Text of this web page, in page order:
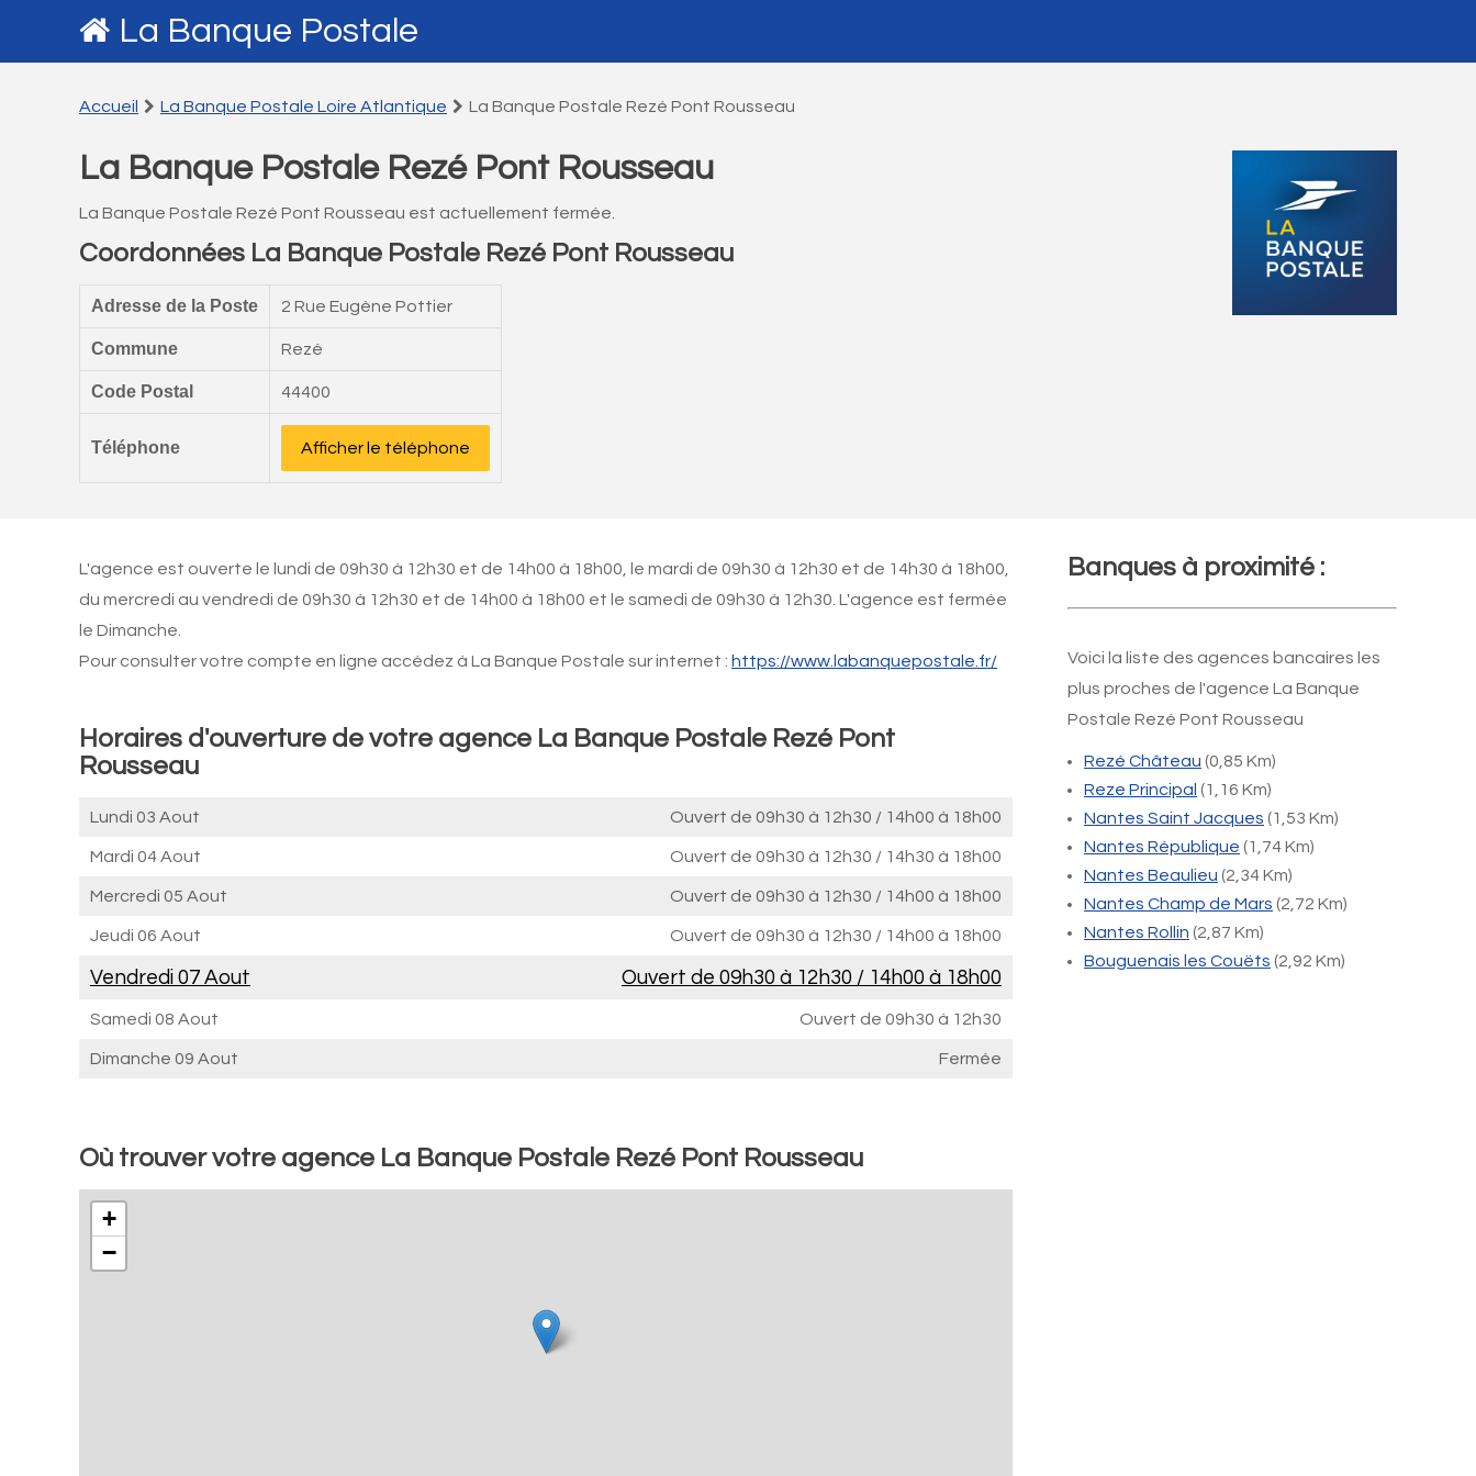
La Banque Postale
Accueil La Banque Postale Loire Atlantique La Banque Postale Rezé Pont Rousseau
La Banque Postale Rezé Pont Rousseau
La Banque Postale Rezé Pont Rousseau est actuellement fermée.
Coordonnées La Banque Postale Rezé Pont Rousseau
Adresse de la Poste 2 Rue Eugène Pottier
Commune Rezé
Code Postal 44400
Téléphone Afficher le téléphone
L'agence est ouverte le lundi de 09h30 à 12h30 et de 14h00 à 18h00, le mardi de 09h30 à 12h30 et de 14h30 à 18h00,
du mercredi au vendredi de 09h30 à 12h30 et de 14h00 à 18h00 et le samedi de 09h30 à 12h30. L'agence est fermée
le Dimanche.
Pour consulter votre compte en ligne accédez à La Banque Postale sur internet : https://www.labanquepostale.fr/
Horaires d'ouverture de votre agence La Banque Postale Rezé Pont
Rousseau
Lundi 03 Aout Ouvert de 09h30 à 12h30 / 14h00 à 18h00
Mardi 04 Aout Ouvert de 09h30 à 12h30 / 14h30 à 18h00
Mercredi 05 Aout Ouvert de 09h30 à 12h30 / 14h00 à 18h00
Jeudi 06 Aout Ouvert de 09h30 à 12h30 / 14h00 à 18h00
Vendredi 07 Aout Ouvert de 09h30 à 12h30 / 14h00 à 18h00
Samedi 08 Aout Ouvert de 09h30 à 12h30
Dimanche 09 Aout Fermée
Où trouver votre agence La Banque Postale Rezé Pont Rousseau
+
−
Banques à proximité :
Voici la liste des agences bancaires les
plus proches de l'agence La Banque
Postale Rezé Pont Rousseau
Rezé Château (0,85 Km)
Reze Principal (1,16 Km)
Nantes Saint Jacques (1,53 Km)
Nantes République (1,74 Km)
Nantes Beaulieu (2,34 Km)
Nantes Champ de Mars (2,72 Km)
Nantes Rollin (2,87 Km)
Bouguenais les Couëts (2,92 Km)